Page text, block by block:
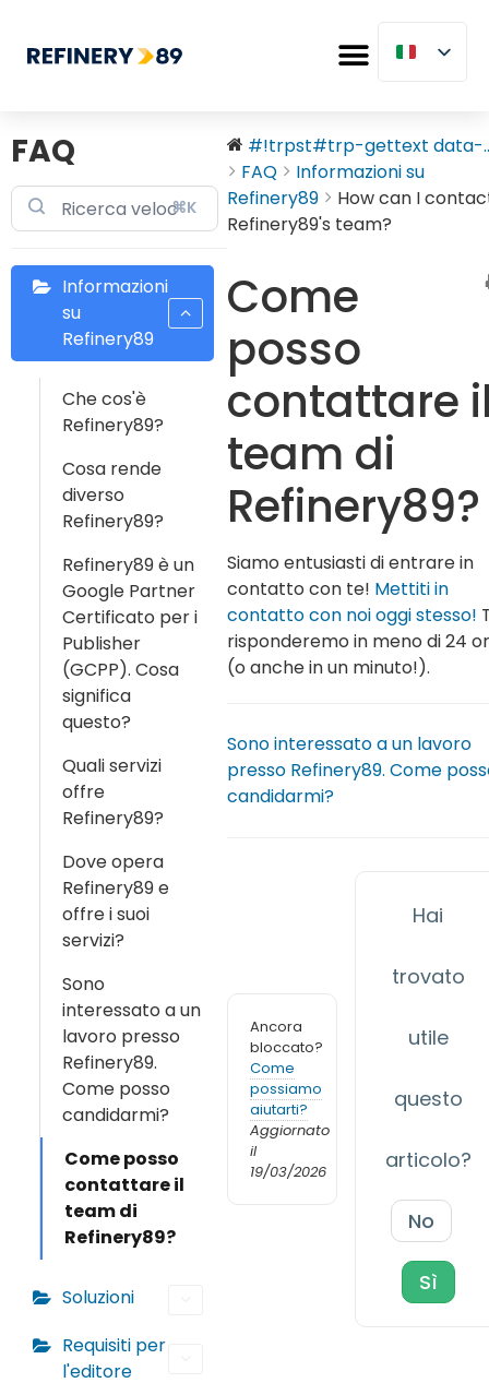
FAQ
⌘K
Informazioni
su
Refinery89
Che cos'è
Refinery89?
Cosa rende
diverso
Refinery89?
Refinery89 è un
Google Partner
Certificato per i
Publisher
(GCPP). Cosa
significa
questo?
Quali servizi
offre
Refinery89?
Dove opera
Refinery89 e
offre i suoi
servizi?
Sono
interessato a un
lavoro presso
Refinery89.
Come posso
candidarmi?
Come posso
contattare il
team di
Refinery89?
Soluzioni
Requisiti per
l'editore
#!trpst#trp-gettext data-
FAQ
Informazioni su
Refinery89
How can I
Refinery89's team?
Come
posso
contattare
team di
Refinery89?
Siamo entusiasti di entrare in
contatto con te! Mettiti in
contatto con noi oggi stesso!
risponderemo in meno di 24
(o anche in un minuto!).
Sono interessato a un lavoro
presso Refinery89. Come
candidarmi?
Ancora
bloccato?
Come
possiamo
aiutarti?
Aggiornato
il
19/03/2026
Hai
trovato
utile
questo
articolo?
No
Sì